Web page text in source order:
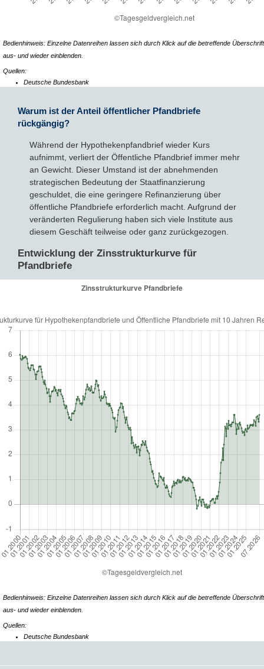
Bedienhinweis: Einzelne Datenreihen lassen sich durch Klick auf die betreffende Überschrift
aus- und wieder einblenden.
Quellen:
Deutsche Bundesbank
Warum ist der Anteil öffentlicher Pfandbriefe
rückgängig?
Während der Hypothekenpfandbrief wieder Kurs
aufnimmt, verliert der Öffentliche Pfandbrief immer mehr
an Gewicht. Dieser Umstand ist der abnehmenden
strategischen Bedeutung der Staatfinanzierung
geschuldet, die eine geringere Refinanzierung über
öffentliche Pfandbriefe erforderlich macht. Aufgrund der
veränderten Regulierung haben sich viele Institute aus
diesem Geschäft teilweise oder ganz zurückgezogen.
Entwicklung der Zinsstrukturkurve für
Pfandbriefe
Bedienhinweis: Einzelne Datenreihen lassen sich durch Klick auf die betreffende Überschrift
aus- und wieder einblenden.
Quellen:
Deutsche Bundesbank